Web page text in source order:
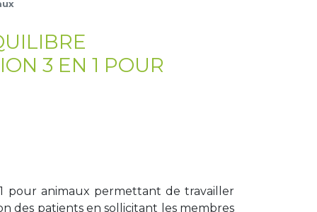
3 EN 1 POUR
pour animaux permettant de travailler
des patients en sollicitant les membres